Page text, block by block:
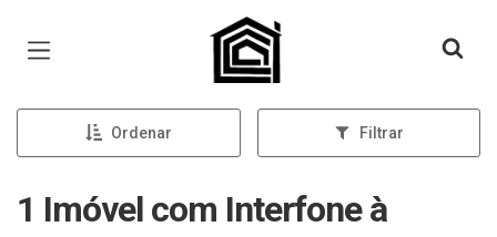
Página inicial
Ordenar Filtrar
1 Imóvel com Interfone à